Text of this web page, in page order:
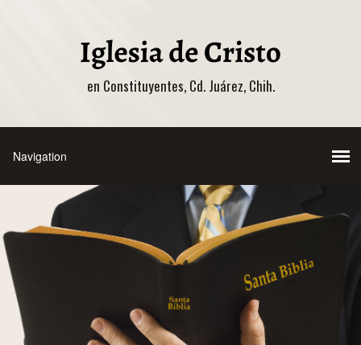
en Constituyentes, Cd. Juárez, Chih.